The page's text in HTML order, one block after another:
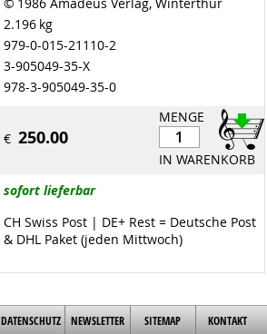
2.196 kg
979-0-015-21110-2
3-905049-35-X
978-3-905049-35-0
MENGE
IN WARENKORB
€250.00
sofort lieferbar
CH Swiss Post | DE+ Rest = Deutsche Post
& DHL Paket (jeden Mittwoch)
DATENSCHUTZ NEWSLETTER SITEMAP KONTAKT